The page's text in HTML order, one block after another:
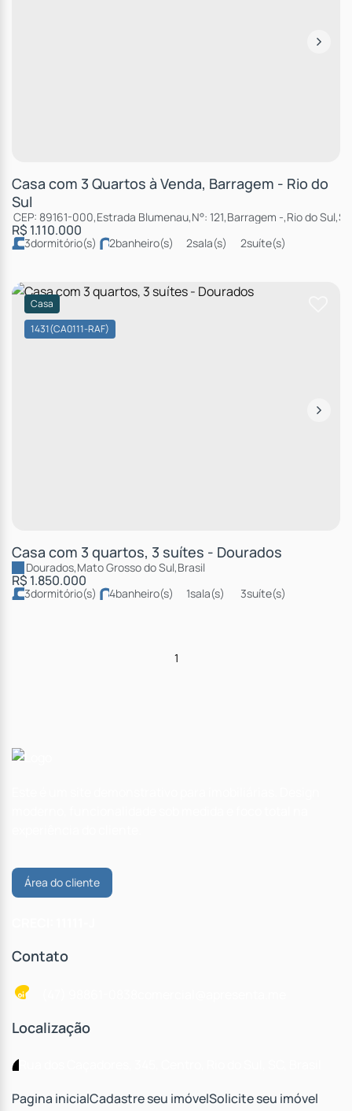
Casa com 3 Quartos à Venda, Barragem - Rio do
Sul
R$ 1.110.000
CEP: 89161-000,Estrada Blumenau,N°: 121,Barragem ,Rio do Sul,
3dormitório(s) 2banheiro(s) 2sala(s) 2suíte(s)
1431(CA0111-RAF)
Casa
Casa com 3 quartos, 3 suítes - Dourados
R$ 1.850.000
Dourados,Mato Grosso do Sul,Brasil
3dormitório(s) 4banheiro(s) 1sala(s) 3suíte(s)
1
Área do cliente
Contato
Localização
Pagina inicialCadastre seu imóvelSolicite seu imóvel